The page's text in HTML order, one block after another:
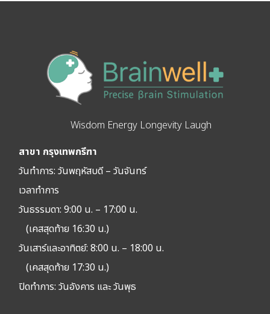
Wisdom Energy Longevity Laugh
สาขา กรุงเทพกรีฑา
วันทำการ: วันพฤหัสบดี – วันจันทร์
เวลาทำการ
วันธรรมดา: 9:00 น. – 17:00 น.
(เคสสุดท้าย 16:30 น.)
วันเสาร์และอาทิตย์: 8:00 น. – 18:00 น.
(เคสสุดท้าย 17:30 น.)
ปิดทำการ:วันอังคาร และ วันพุธ